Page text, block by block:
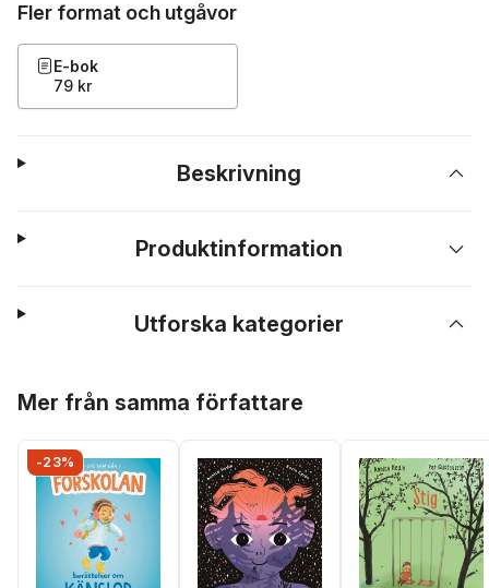
Fler format och utgåvor
E-bok
79 kr
Beskrivning
Produktinformation
Utforska kategorier
Mer från samma författare
-23%